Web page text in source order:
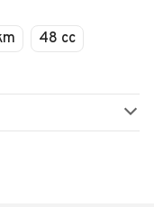
48 cc